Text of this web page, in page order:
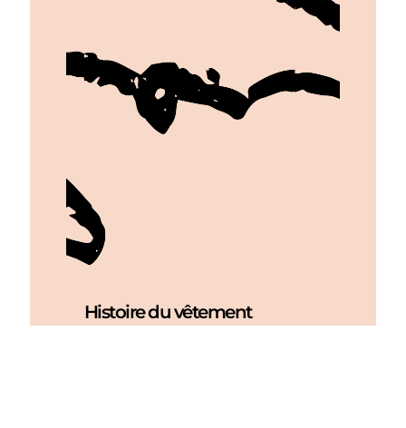
Histoire du vêtement